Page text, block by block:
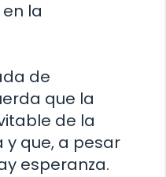
la
de
que la
de la
que, a pesar
esperanza.